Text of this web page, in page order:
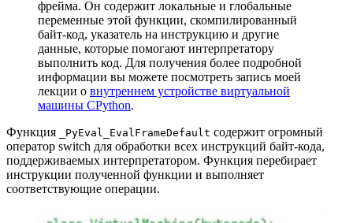
фрейма. Он содержит локальные и глобальные
переменные этой функции, скомпилированный
байт‑код, указатель на инструкцию и другие
данные, которые помогают интерпретатору
выполнить код. Для получения более подробной
информации вы можете посмотреть запись моей
лекции о внутреннем устройстве виртуальной
машины CPython.
Функция
_PyEval_EvalFrameDefault содержит огромный
оператор switch для обработки всех инструкций байт‑кода,
поддерживаемых интерпретатором. Функция перебирает
инструкции полученной функции и выполняет
соответствующие операции.